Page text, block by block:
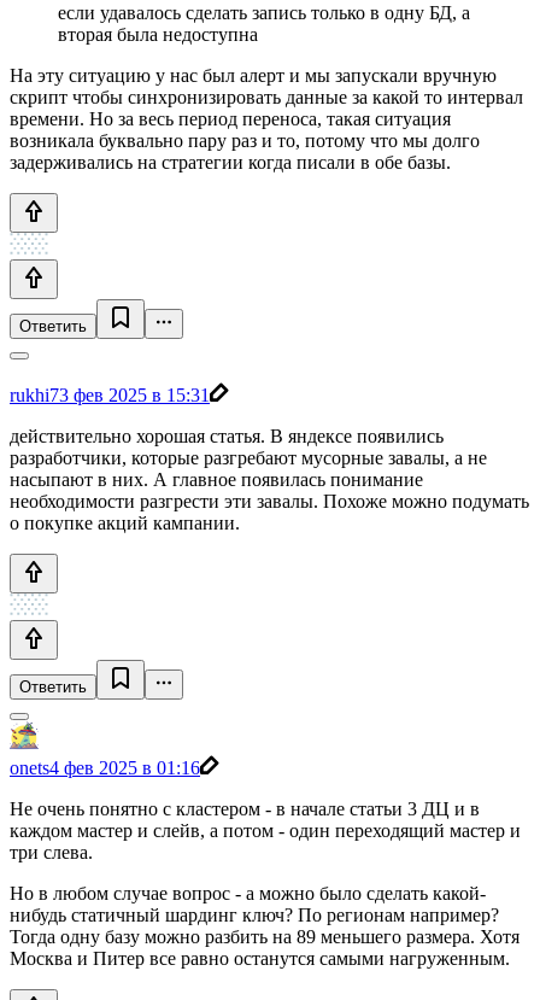
если удавалось сделать запись только в одну БД, а
вторая была недоступна
На эту ситуацию у нас был алерт и мы запускали вручную
скрипт чтобы синхронизировать данные за какой то интервал
времени. Но за весь период переноса, такая ситуация
возникала буквально пару раз и то, потому что мы долго
задерживались на стратегии когда писали в обе базы.
Ответить
rukhi73 фев 2025 в 15:31
действительно хорошая статья. В яндексе появились
разработчики, которые разгребают мусорные завалы, а не
насыпают в них. А главное появилась понимание
необходимости разгрести эти завалы. Похоже можно подумать
о покупке акций кампании.
Ответить
onets4 фев 2025 в 01:16
Не очень понятно с кластером - в начале статьи 3 ДЦ и в
каждом мастер и слейв, а потом - один переходящий мастер и
три слева.
Но в любом случае вопрос - а можно было сделать какой-
нибудь статичный шардинг ключ? По регионам например?
Тогда одну базу можно разбить на 89 меньшего размера. Хотя
Москва и Питер все равно останутся самыми нагруженным.